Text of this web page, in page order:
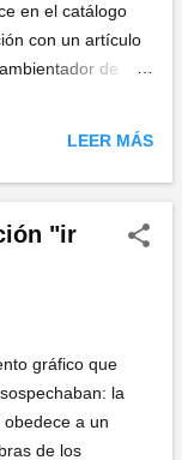
en el catálogo
con un artículo
de
para
cambio de
.
LEER MÁS
"ir
gráfico que
la
a un
de los